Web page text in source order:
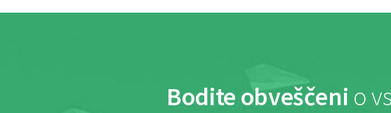
Bodite obveščeni o